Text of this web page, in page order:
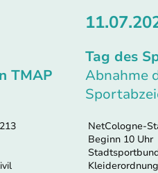
TMAP
Tag des
Abnahme
NetCologne-
Beginn 10 Uhr